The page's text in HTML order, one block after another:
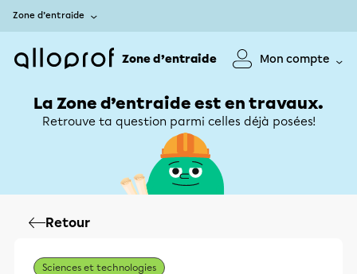
Zone d’entraide
Zone d’entraide Mon compte
La Zone d’entraide est en travaux.
Retrouve ta question parmi celles déjà posées!
Retour
Sciences et technologies